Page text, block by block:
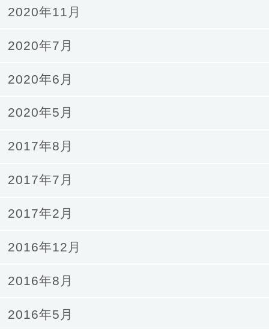
2020年11月
2020年7月
2020年6月
2020年5月
2017年8月
2017年7月
2017年2月
2016年12月
2016年8月
2016年5月